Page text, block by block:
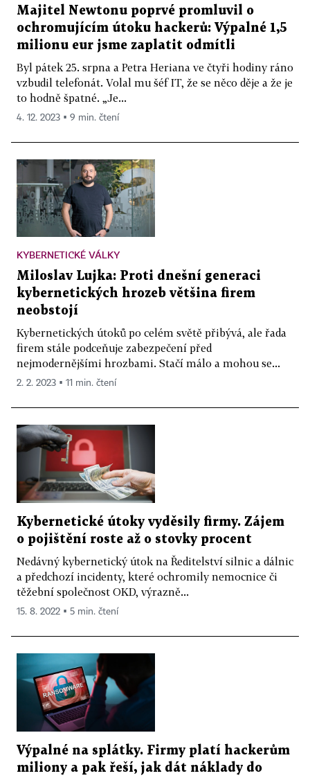
Majitel Newtonu poprvé promluvil o
ochromujícím útoku hackerů: Výpalné 1,5
milionu eur jsme zaplatit odmítli
Byl pátek 25. srpna a Petra Heriana ve čtyři hodiny ráno
vzbudil telefonát. Volal mu šéf IT, že se něco děje a že je
to hodně špatné. „Je...
4. 12. 2023 ▪ 9 min. čtení
KYBERNETICKÉ VÁLKY
Miloslav Lujka: Proti dnešní generaci
kybernetických hrozeb většina firem
neobstojí
Kybernetických útoků po celém světě přibývá, ale řada
firem stále podceňuje zabezpečení před
nejmodernějšími hrozbami. Stačí málo a mohou se...
2. 2. 2023 ▪ 11 min. čtení
Kybernetické útoky vyděsily firmy. Zájem
o pojištění roste až o stovky procent
Nedávný kybernetický útok na Ředitelství silnic a dálnic
a předchozí incidenty, které ochromily nemocnice či
těžební společnost OKD, výrazně...
15. 8. 2022 ▪ 5 min. čtení
Výpalné na splátky. Firmy platí hackerům
miliony a pak řeší, jak dát náklady do